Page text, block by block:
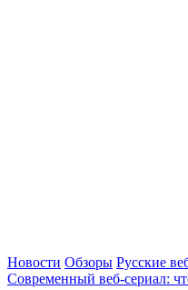
Новости Обзоры Русские
Современный веб-сериал: